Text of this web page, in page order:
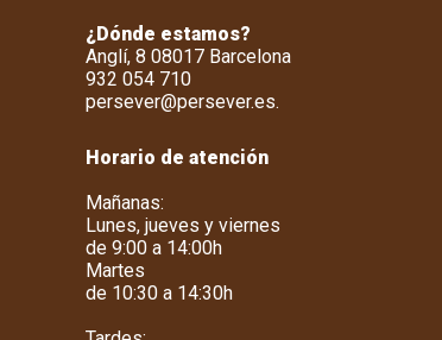
¿Dónde estamos?
Anglí, 8 08017 Barcelona
932 054 710
persever@persever.es.
Horario de atención
Mañanas:
Lunes, jueves y viernes
de 9:00 a 14:00h
Martes
de 10:30 a 14:30h